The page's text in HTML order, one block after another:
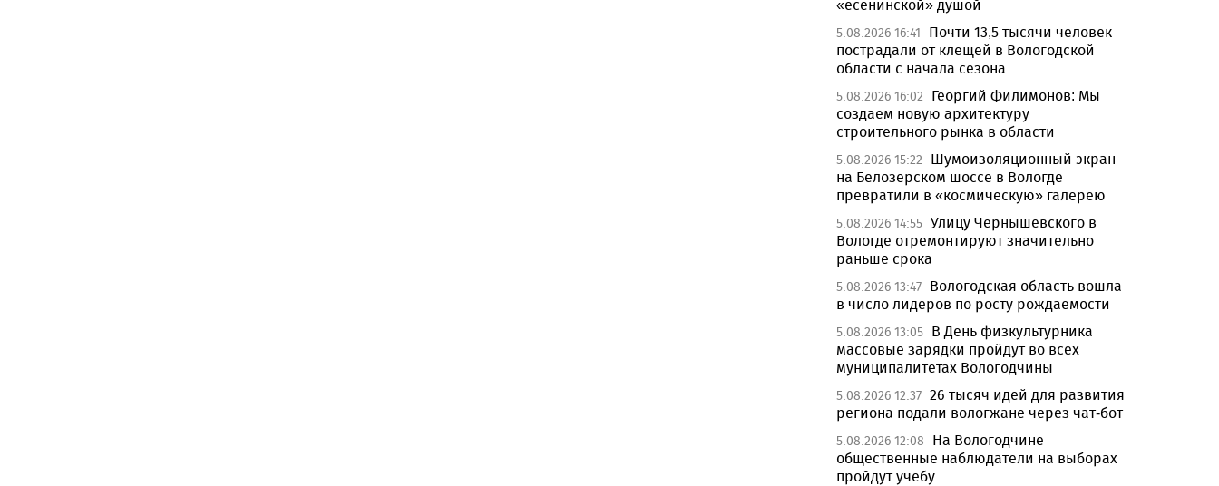
«есенинской» душой
5.08.2026 16:41
Почти 13,5 тысячи человек
пострадали от клещей в Вологодской
области с начала сезона
5.08.2026 16:02
Георгий Филимонов: Мы
создаем новую архитектуру
строительного рынка в области
5.08.2026 15:22
Шумоизоляционный экран
на Белозерском шоссе в Вологде
превратили в «космическую» галерею
5.08.2026 14:55 Улицу Чернышевского в
Вологде отремонтируют значительно
раньше срока
5.08.2026 13:47 Вологодская область вошла
в число лидеров по росту рождаемости
5.08.2026 13:05 В День физкультурника
массовые зарядки пройдут во всех
муниципалитетах Вологодчины
5.08.2026 12:37 26 тысяч идей для развития
региона подали вологжане через чат-бот
5.08.2026 12:08
На Вологодчине
общественные наблюдатели на выборах
пройдут учебу